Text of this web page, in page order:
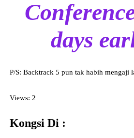
days
P/S: Backtrack 5 pun tak habih mengaji
Views: 2
Kongsi Di :